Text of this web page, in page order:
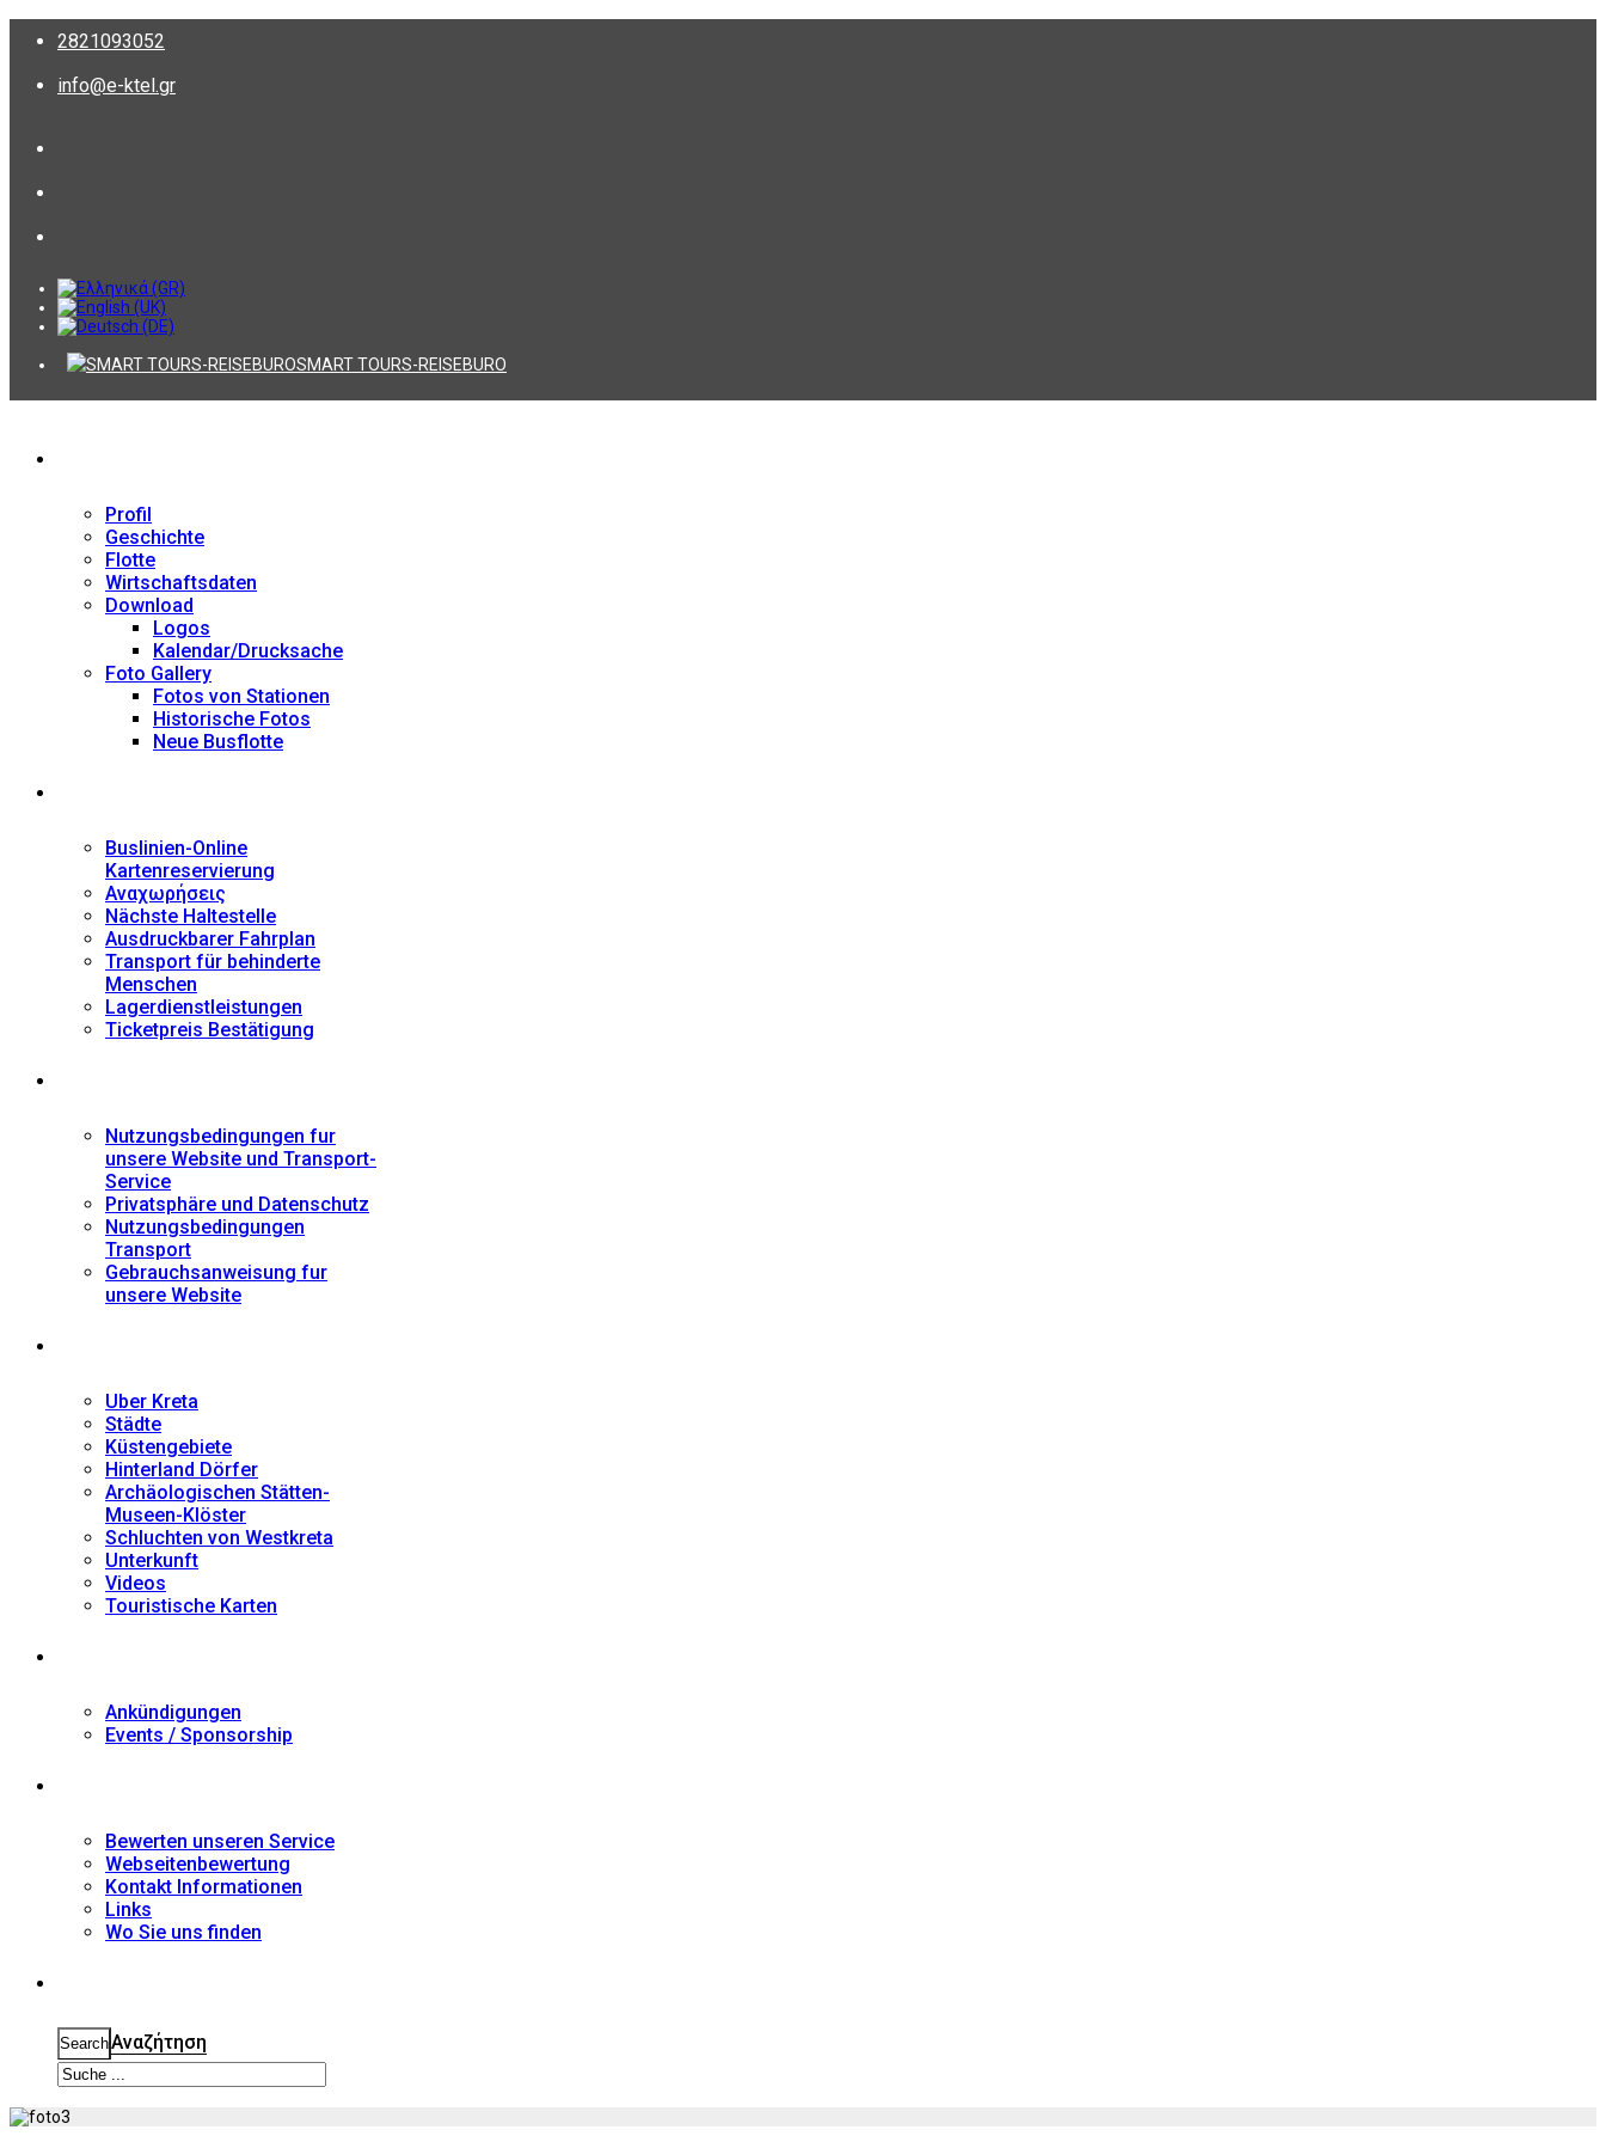
2821093052
info@e-ktel.gr
SMART TOURS-REISEBURO
Profil
Geschichte
Flotte
Wirtschaftsdaten
Download
Logos
Kalendar/Drucksache
Foto Gallery
Fotos von Stationen
Historische Fotos
Neue Busflotte
Buslinien-Online
Kartenreservierung
Αναχωρήσεις
Nächste Haltestelle
Αusdruckbarer Fahrplan
Transport für behinderte
Menschen
Lagerdienstleistungen
Ticketpreis Bestätigung
Nutzungsbedingungen fur
unsere Website und Transport-
Service
Privatsphäre und Datenschutz
Nutzungsbedingungen
Transport
Gebrauchsanweisung fur
unsere Website
Uber Kreta
Städte
Küstengebiete
Hinterland Dörfer
Archäologischen Stätten-
Museen-Klöster
Schluchten von Westkreta
Unterkunft
Videos
Touristische Karten
Ankündigungen
Events / Sponsorship
Bewerten unseren Service
Webseitenbewertung
Kontakt Informationen
Links
Wo Sie uns finden
SearchΑναζήτηση